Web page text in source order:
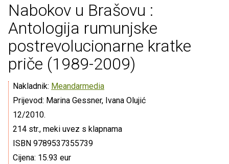
Nabokov u Brašovu :
Antologija rumunjske
postrevolucionarne kratke
priče (1989-2009)
Nakladnik: Meandarmedia
Prijevod: Marina Gessner, Ivana Olujić
12/2010.
214 str., meki uvez s klapnama
ISBN 9789537355739
Cijena: 15.93 eur